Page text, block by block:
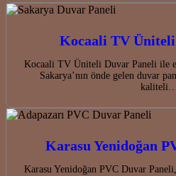
Kocaali TV
Kocaali TV Üniteli Duvar Paneli ile
Sakarya’nın önde gelen duvar
Karasu Yenidoğan
Karasu Yenidoğan PVC Duvar